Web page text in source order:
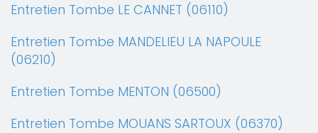
Entretien Tombe LE CANNET (06110)
Entretien Tombe MANDELIEU LA NAPOULE
(06210)
Entretien Tombe MENTON (06500)
Entretien Tombe MOUANS SARTOUX (06370)